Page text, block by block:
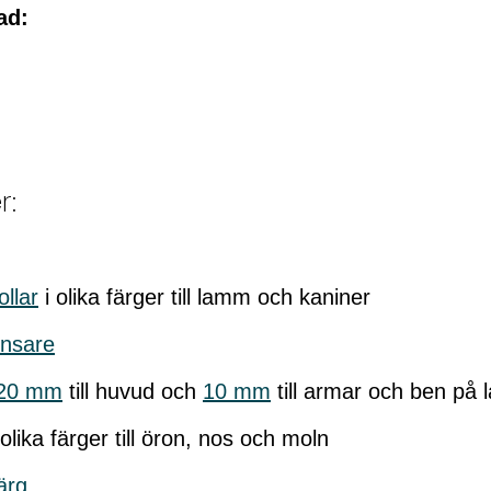
i olika färger till lamm och kaniner
mm till huvud och 10 mm till armar och ben på
färger till öron, nos och moln